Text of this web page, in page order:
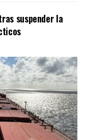
suspender la